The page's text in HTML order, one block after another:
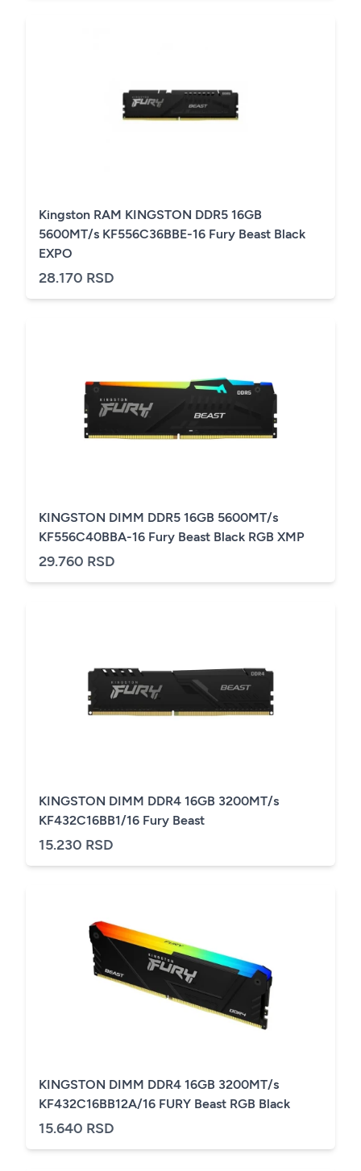
Kingston RAM KINGSTON DDR5 16GB
5600MT/s KF556C36BBE-16 Fury Beast Black
EXPO
28.170 RSD
KINGSTON DIMM DDR5 16GB 5600MT/s
KF556C40BBA-16 Fury Beast Black RGB XMP
29.760 RSD
KINGSTON DIMM DDR4 16GB 3200MT/s
KF432C16BB1/16 Fury Beast
15.230 RSD
KINGSTON DIMM DDR4 16GB 3200MT/s
KF432C16BB12A/16 FURY Beast RGB Black
15.640 RSD